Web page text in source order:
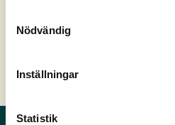
Nödvändig
Inställningar
Statistik